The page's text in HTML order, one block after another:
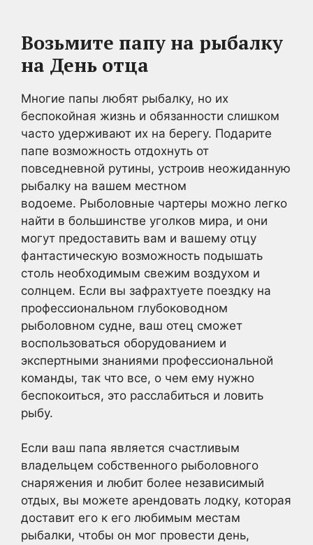
Возьмите папу на рыбалку
на День отца
Многие папы любят рыбалку, но их
беспокойная жизнь и обязанности слишком
часто удерживают их на берегу. Подарите
папе возможность отдохнуть от
повседневной рутины, устроив неожиданную
рыбалку на вашем местном
водоеме. Рыболовные чартеры можно легко
найти в большинстве уголков мира, и они
могут предоставить вам и вашему отцу
фантастическую возможность подышать
столь необходимым свежим воздухом и
солнцем. Если вы зафрахтуете поездку на
профессиональном глубоководном
рыболовном судне, ваш отец сможет
воспользоваться оборудованием и
экспертными знаниями профессиональной
команды, так что все, о чем ему нужно
беспокоиться, это расслабиться и ловить
рыбу.
Если ваш папа является счастливым
владельцем собственного рыболовного
снаряжения и любит более независимый
отдых, вы можете арендовать лодку, которая
доставит его к его любимым местам
рыбалки, чтобы он мог провести день,